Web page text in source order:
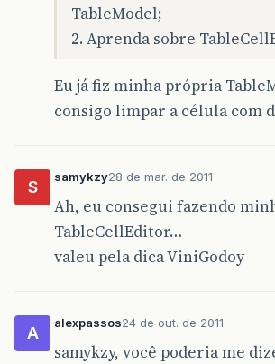
TableModel;
2. Aprenda sobre
Eu já fiz minha própria
consigo limpar a célula com
S
samykzy28 de mar. de 2011
Ah, eu consegui fazendo
TableCellEditor…
valeu pela dica ViniGodoy
A
alexpassos24 de out. de 2011
samykzy, você poderia me